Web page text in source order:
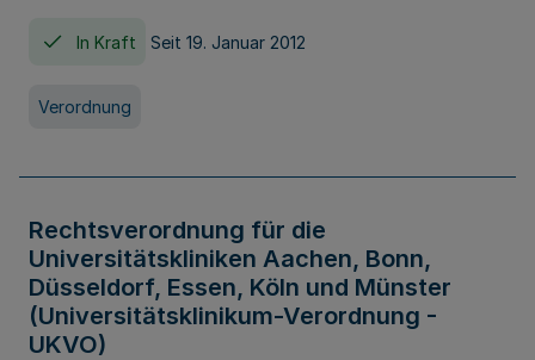
In Kraft Seit 19. Januar 2012
Verordnung
Rechtsverordnung für die
Universitätskliniken Aachen, Bonn,
Düsseldorf, Essen, Köln und Münster
(Universitätsklinikum-Verordnung -
UKVO)